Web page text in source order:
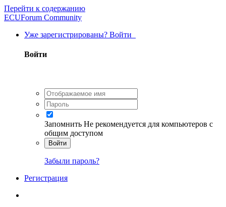
Перейти к содержанию
ECUForum Community
Уже зарегистрированы? Войти
Войти
Запомнить Не рекомендуется для компьютеров с
общим доступом
Войти
Забыли пароль?
Регистрация